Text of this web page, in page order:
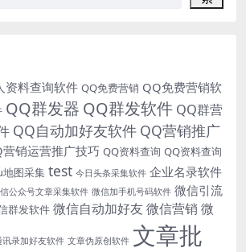
资料查询软件 QQ免费营销 QQ免费营销软
QQ群发器 QQ群发软件 QQ群营
QQ自动加好友软件 QQ营销推广
营销运营推广技巧 QQ资料查询 QQ资料查询
图采集 test 今日头条采集软件 企业名录软件
公众号文章采集软件 微信加手机号码软件 微信引流
群发软件 微信自动加好友 微信营销 微
讯录加好友软件 文章伪原创软件 文章批